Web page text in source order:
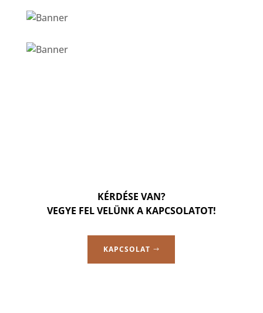
KÉRDÉSE VAN?
VEGYE FEL VELÜNK A KAPCSOLATOT!
KAPCSOLAT